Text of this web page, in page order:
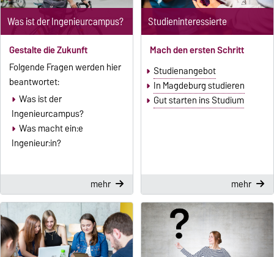
Was ist der Ingenieurcampus?
Gestalte die Zukunft
Folgende Fragen werden hier
beantwortet:
Was ist der
Ingenieurcampus?
Was macht ein:e
Ingenieur:in?
mehr
Studieninteressierte
Mach den ersten Schritt
Studienangebot
In Magdeburg studieren
Gut starten ins Studium
mehr